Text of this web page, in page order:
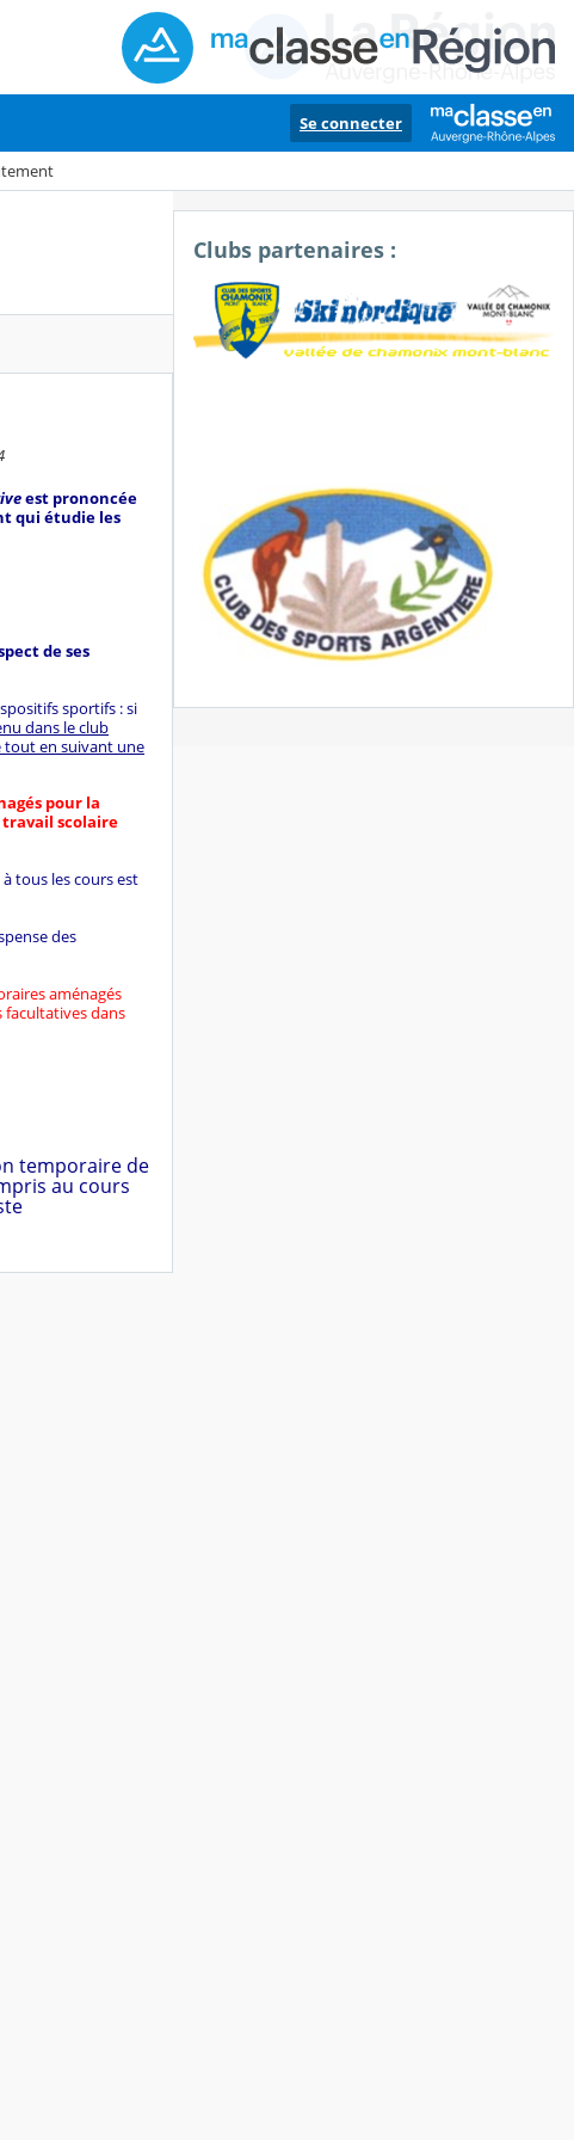
Se connecter
est prononcée
qui étudie les
de ses
sportifs : si
dans le club
tout en suivant une
pour la
travail scolaire
tous les cours est
des
aménagés
facultatives dans
temporaire de
au cours
Clubs partenaires :